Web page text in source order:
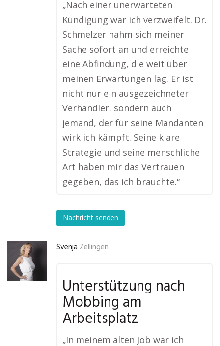
„Nach einer unerwarteten
Kündigung war ich verzweifelt. Dr.
Schmelzer nahm sich meiner
Sache sofort an und erreichte
eine Abfindung, die weit über
meinen Erwartungen lag. Er ist
nicht nur ein ausgezeichneter
Verhandler, sondern auch
jemand, der für seine Mandanten
wirklich kämpft. Seine klare
Strategie und seine menschliche
Art haben mir das Vertrauen
gegeben, das ich brauchte.“
Nachricht senden
Svenja Zellingen
Unterstützung nach
Mobbing am
Arbeitsplatz
„In meinem alten Job war ich